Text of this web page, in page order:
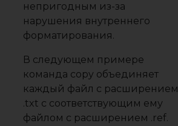
непригодным из-за
нарушения внутреннего
форматирования.
В следующем примере
команда copy объединяет
каждый файл с расширением
.txt с соответствующим ему
файлом с расширением .ref.